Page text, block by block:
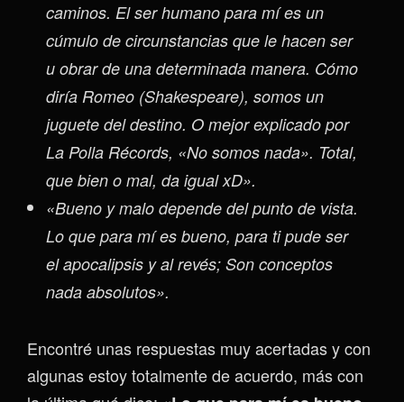
caminos. El ser humano para mí es un
cúmulo de circunstancias que le hacen ser
u obrar de una determinada manera. Cómo
diría Romeo (Shakespeare), somos un
juguete del destino. O mejor explicado por
La Polla Récords, «No somos nada». Total,
que bien o mal, da igual xD».
«Bueno y malo depende del punto de vista.
Lo que para mí es bueno, para ti pude ser
el apocalipsis y al revés; Son conceptos
nada absolutos».
Encontré unas respuestas muy acertadas y con
algunas estoy totalmente de acuerdo, más con